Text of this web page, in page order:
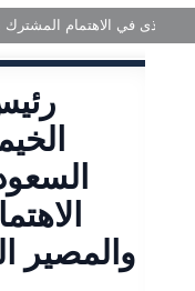
يحتذى في الاهتمام المشترك
والمصير